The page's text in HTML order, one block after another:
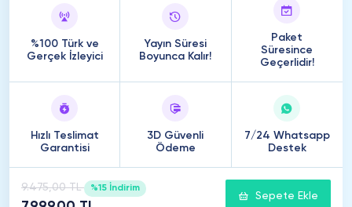
%100 Türk ve
Gerçek İzleyici
Yayın Süresi
Boyunca Kalır!
Paket
Süresince
Geçerlidir!
Hızlı Teslimat
Garantisi
3D Güvenli
Ödeme
7/24 Whatsapp
Destek
9.475,00 TL %15 İndirim
Sepete Ekle